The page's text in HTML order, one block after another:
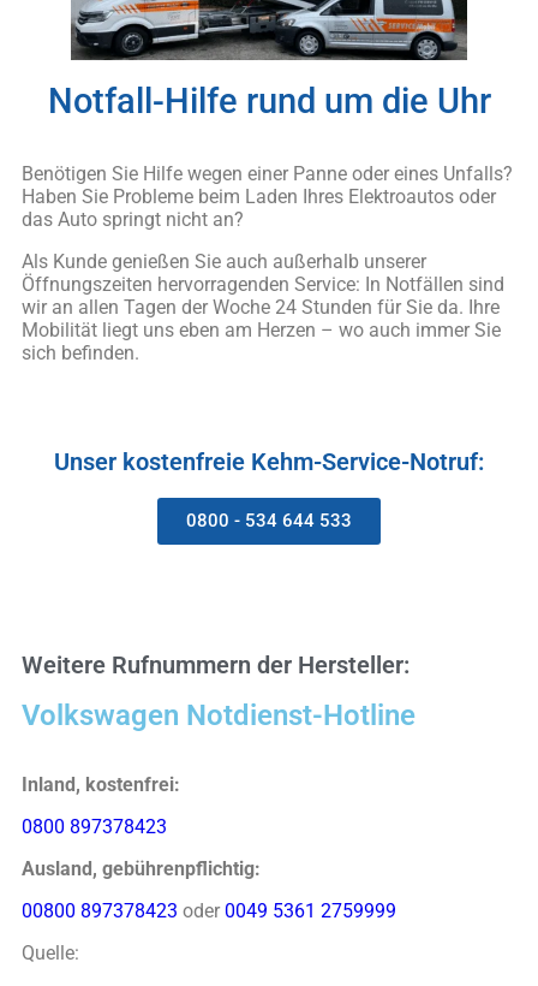
Notfall-Hilfe rund um die Uhr
Benötigen Sie Hilfe wegen einer Panne oder eines Unfalls?
Haben Sie Probleme beim Laden Ihres Elektroautos oder
das Auto springt nicht an?
Als Kunde genießen Sie auch außerhalb unserer
Öffnungszeiten hervorragenden Service: In Notfällen sind
wir an allen Tagen der Woche 24 Stunden für Sie da. Ihre
Mobilität liegt uns eben am Herzen – wo auch immer Sie
sich befinden.
Unser kostenfreie Kehm-Service-Notruf:
0800 - 534 644 533
Weitere Rufnummern der Hersteller:
Volkswagen Notdienst-Hotline
Inland, kostenfrei:
0800 897378423
Ausland, gebührenpflichtig:
00800 897378423 oder 0049 5361 2759999
Quelle: